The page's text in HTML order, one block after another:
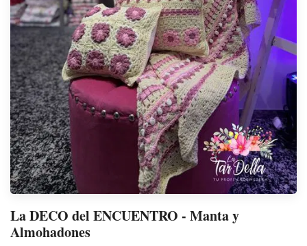
La DECO del ENCUENTRO - Manta y
Almohadones